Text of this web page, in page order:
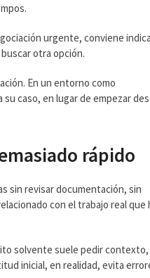
urgente, conviene
otra opción.
En un entorno como
caso, en lugar de empezar
rápido
sin revisar documentación, sin
con el trabajo real que
solvente suele pedir contexto,
inicial, en realidad, evita